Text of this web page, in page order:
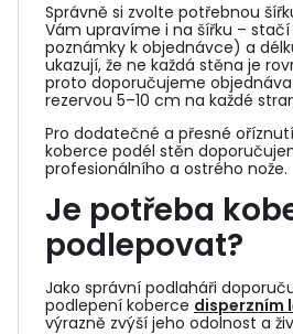
Správně si zvolte potřebnou
Vám upravíme i na šířku –
poznámky k objednávce) a
ukazují, že ne každá stěna je
proto doporučujeme
rezervou 5–10 cm na každé
Pro dodatečné a přesné
koberce podél stěn
profesionálního a ostrého nože.
Je potřeba
podlepovat?
Jako správní podlaháři
podlepení koberce disperzním
výrazně zvýší jeho odolnost a